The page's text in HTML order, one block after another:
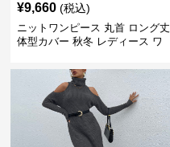
¥9,660 (税込)
ニットワンピース 丸首 ロング丈
体型カバー 秋冬 レディース ワ